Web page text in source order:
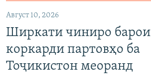
Август 10, 2026
Ширкати чиниро барои
коркарди партовҳо ба
Тоҷикистон меоранд